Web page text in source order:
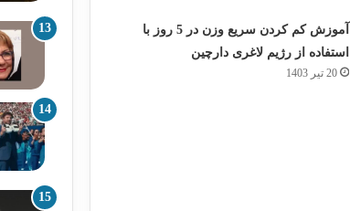
آموزش کم کردن سریع وزن در 5 روز با
استفاده از رژیم لاغری دارچین
20 تیر 1403